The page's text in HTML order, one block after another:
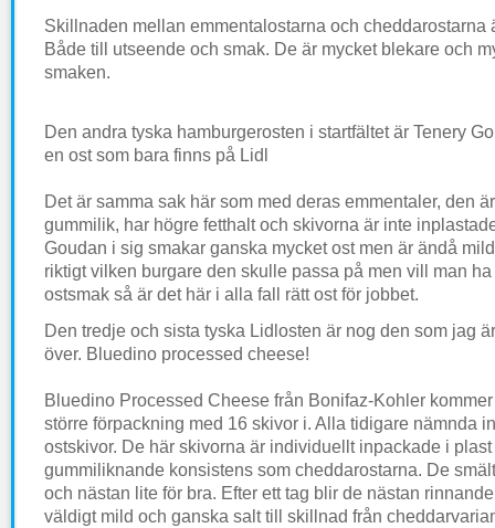
Skillnaden mellan emmentalostarna och cheddarostarna
Både till utseende och smak. De är mycket blekare och
smaken.
Den andra tyska hamburgerosten i startfältet är Tenery
en ost som bara finns på Lidl
Det är samma sak här som med deras emmentaler, den
gummilik, har högre fetthalt och skivorna är inte
Goudan i sig smakar ganska mycket ost men är ändå
riktigt vilken burgare den skulle passa på men vill man ha
ostsmak så är det här i alla fall rätt ost för jobbet.
Den tredje och sista tyska Lidlosten är nog den som jag
över. Bluedino processed cheese!
Bluedino Processed Cheese från Bonifaz-Kohler
större förpackning med 16 skivor i. Alla tidigare nämnda
ostskivor. De här skivorna är individuellt inpackade i
gummiliknande konsistens som cheddarostarna. De
och nästan lite för bra. Efter ett tag blir de nästan
väldigt mild och ganska salt till skillnad från